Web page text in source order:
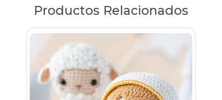
Productos Relacionados